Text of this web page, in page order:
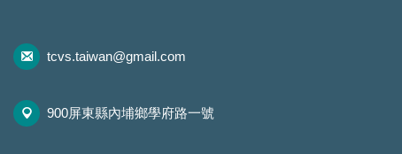
tcvs.taiwan@gmail.com
900屏東縣內埔鄉學府路一號